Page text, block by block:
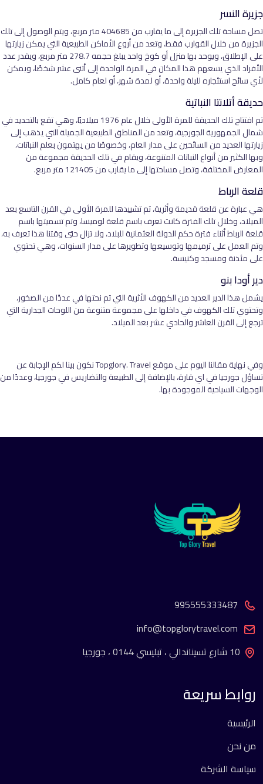
جزيرة النسر
تصل مساحة تلك الجزيرة إلى ما يقارب من 404685 متر مربع، ويتم الوصول إلى تلك
الجزيرة من خلال القوارب فقط، وتعد من أروع الأماكن الطبيعية التي يمكن زيارتها
على الإطلاق، ويوحد بها منزل أو كوخ واحد يبلغ حجمه 278.7 متر مربع، ويقدر عدد
الأفراد الذي يسعهم هذا المكان في المرة الواحدة إلى أثنى عشر شخصًا، ويمكن
لأي سائح استئجاره لليلة واحدة، أو لمدة شهر، أو لعام كامل.
حديقة أتلانتا النباتية
تم افتتاح تلك الحديقة للمرة الأولى خلال عام 1976 ميلاديًا، وهي تقع بالتحديد في
شمال الجمهورية الجورجية، وتعد من المناطق الطبيعية الجميلة التي يذهب إلى
زيارتها العديد من السائحين على مدار العام، وخصوصًا من يهتمون بعلم النباتات،
وبها الكثير من أنواع النباتات المتنوعة، ويقام في تلك الحديقة مجموعة من
المعارض المختلفة، وتصل مساحتها إلى ما يقارب من 121405 متر مربع.
قلعة الرباط
هي عبارة عن قلعة قديمة وأثرية، تم تشييدها للمرة الأولى في القرن التاسع بعد
الميلاد، وخلال تلك الفترة كانت تعرف باسم قلعة لوميسا، وتم تسميتها باسم
قلعة الرباط أثناء فترة حكم الدولة العثمانية للبلاد، ولا تزال حتى وقتنا هذا تعرف به،
وتم العمل على ترميمها وتوسيعها وتطويرها على مدار السنوات، وهي تحتوي
على مئذنة ومسجد وكنيسة.
دير أودا بنو
يشمل هذا الدير العديد من الكهوف الأثرية التي تم نحتها في عددًا من الصخور،
وتحتوي تلك الكهوف في داخلها على مجموعة متنوعة من اللوحات الجدارية التي
ترجع إلى القرن العاشر والحادي عشر بعد الميلاد.
وفي نهاية مقالنا اليوم على موقع Topglory. Travel نكون بينا لكم الإجابة عن
تساؤل جورجيا في اي قارة، بالإضافة إلى الطبيعة والتضاريس في جورجيا، وعددًا من
الوجهات السياحية الموجودة بها.
995555333487
info@topglorytravel.com
10 شارع تسيناندالي ، تبليسي 0144 ، جورجيا
روابط سريعة
الرئيسية
من نحن
سياسة الشركة